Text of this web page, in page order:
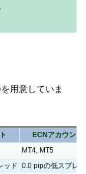
用意していま
ECNアカウント
MT4, MT5
ッド 0.0 pipの低スプレ